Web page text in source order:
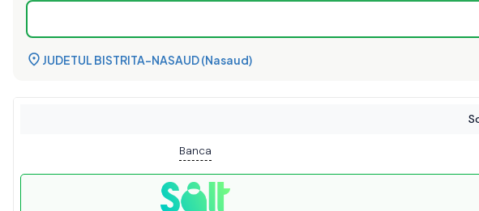
JUDETUL BISTRITA-NASAUD (Nasaud)